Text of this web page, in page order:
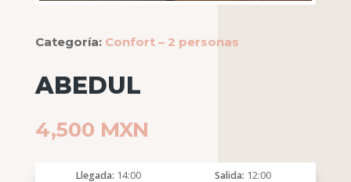
Categoría: Confort – 2 personas
ABEDUL
4,500 MXN
Llegada 14:00 Salida 12:00